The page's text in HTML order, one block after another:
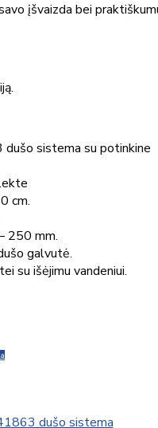
įšvaizda bei
sistema su potinkine
cm.
250 mm.
galvutė.
su išėjimu vandeniui.